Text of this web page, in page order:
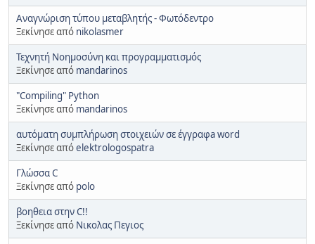
Αναγνώριση τύπου μεταβλητής - Φωτόδεντρο
Ξεκίνησε από nikolasmer
Τεχνητή Νοημοσύνη και προγραμματισμός
Ξεκίνησε από mandarinos
"Compiling" Python
Ξεκίνησε από mandarinos
αυτόματη συμπλήρωση στοιχειών σε έγγραφa word
Ξεκίνησε απόelektrologospatra
Γλώσσα C
Ξεκίνησε από polo
βοηθεια στην C!!
Ξεκίνησε από Νικολας Πεγιος